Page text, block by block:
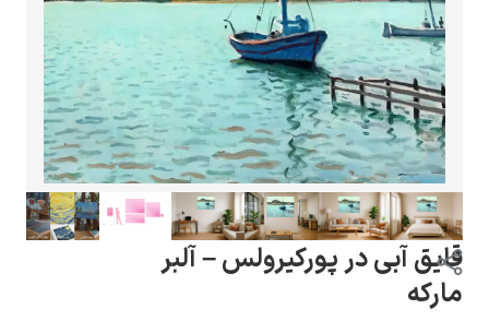
ونسان ون گوگ
گوستاو کلیمت
پورکیرولس – آلبر